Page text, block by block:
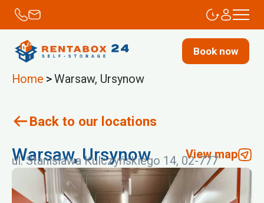
Book now
Home >Warsaw, Ursynow
Back to our locations
Warsaw, Ursynow View map
ul. Stanisława Kulczyńskiego 14, 02-777